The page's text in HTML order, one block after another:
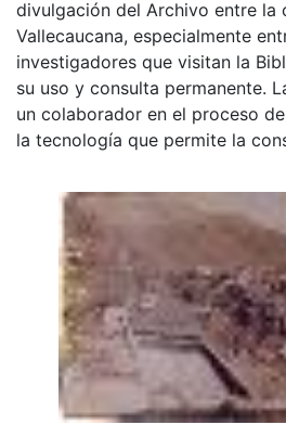
divulgación del Archivo entre la
Vallecaucana, especialmente
investigadores que visitan la
su uso y consulta permanente.
un colaborador en el proceso
la tecnología que permite la